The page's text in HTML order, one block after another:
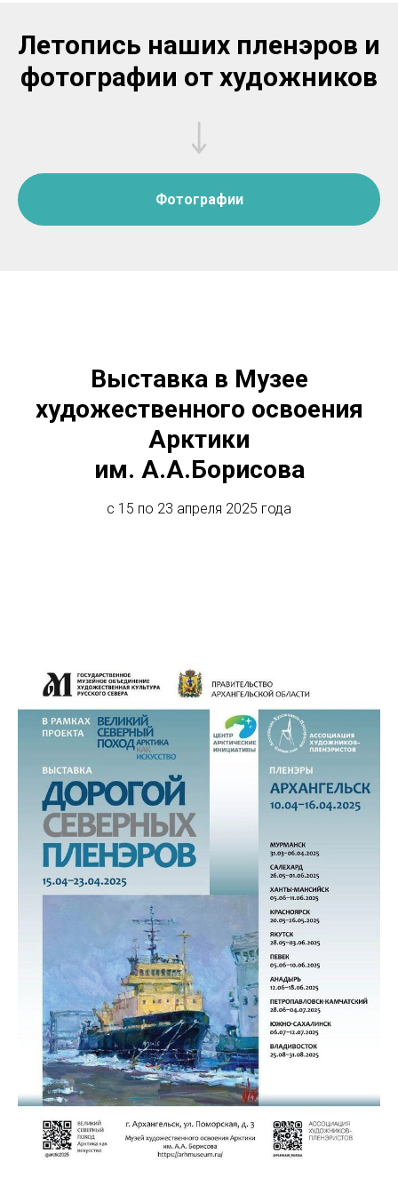
Летопись наших пленэров и
фотографии от художников
Фотографии
Выставка в Музее
художественного освоения
Арктики
им. А.А.Борисова
с 15 по 23 апреля 2025 года